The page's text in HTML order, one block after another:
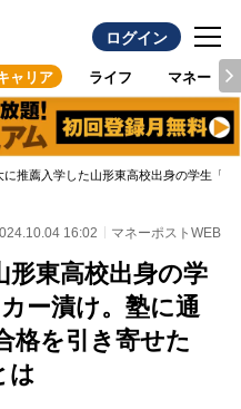
ログイン
ャリア ライフ マネー
に推薦入学した山形東高校出身の学生「
16:02 マネーポストWEB
形東高校出身の学
ー漬け。塾に通
を引き寄せた
は